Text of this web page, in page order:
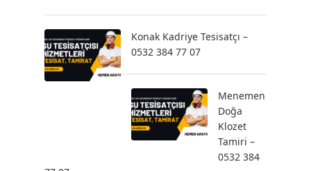
Konak Kadriye Tesisatçı –
0532 384 77 07
Menemen
Doğa
Klozet
Tamiri –
0532 384